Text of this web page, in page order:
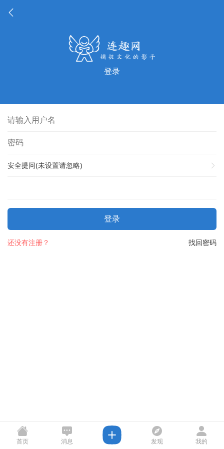
登录
安全提问(未设置请忽略)
登录
找回密码
还没有注册？
首页 消息 发现 我的